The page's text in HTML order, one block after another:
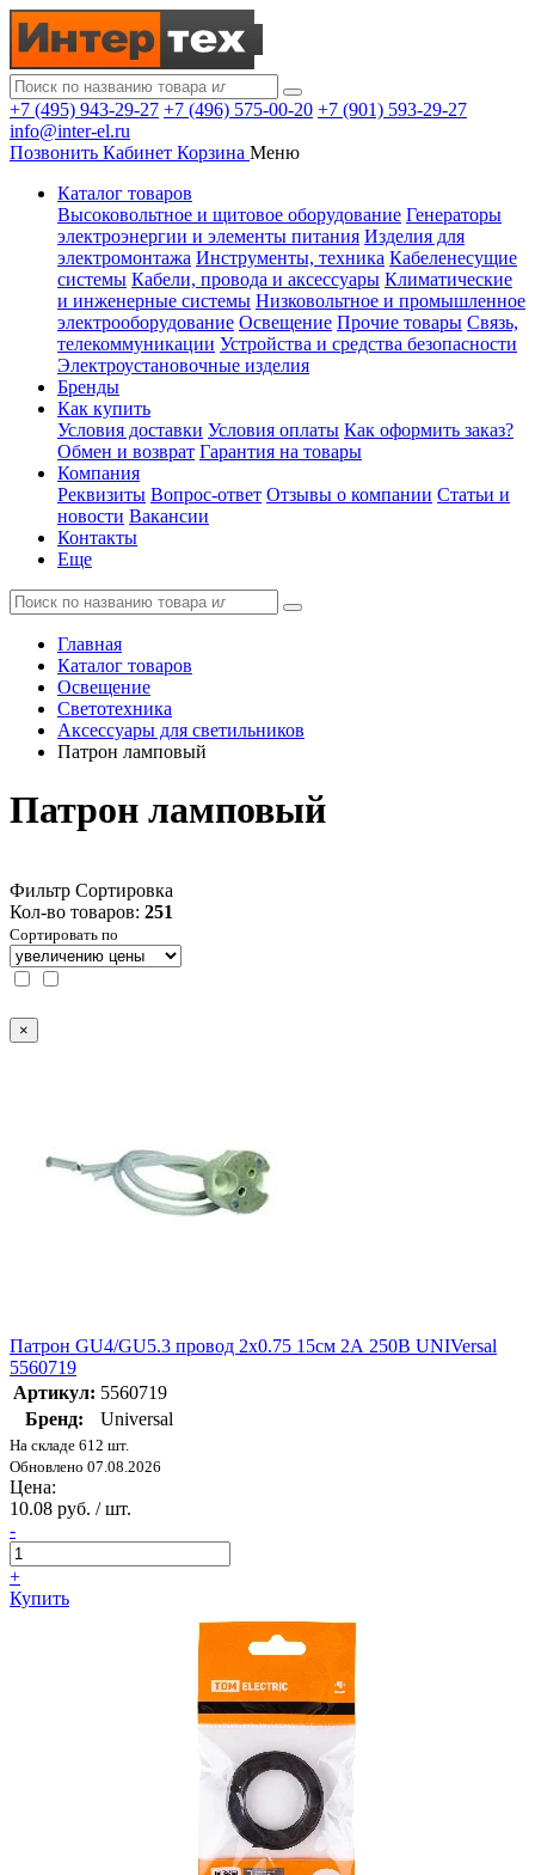
+7 (495) 943-29-27 +7 (496) 575-00-20 +7 (901) 593-29-27
info@inter-el.ru
Позвонить Кабинет Корзина Меню
Каталог товаров
Высоковольтное и щитовое оборудование Генераторы
электроэнергии и элементы питания Изделия для
электромонтажа Инструменты, техника Кабеленесущие
системы Кабели, провода и аксессуары Климатические
и инженерные системы Низковольтное и промышленное
электрооборудование Освещение Прочие товары Связь,
телекоммуникации Устройства и средства безопасности
Электроустановочные изделия
Бренды
Как купить
Условия доставки Условия оплаты Как оформить заказ?
Обмен и возврат Гарантия на товары
Компания
Реквизиты Вопрос-ответ Отзывы о компании Статьи и
новости Вакансии
Контакты
Еще
Главная
Каталог товаров
Освещение
Светотехника
Аксессуары для светильников
Патрон ламповый
Патрон ламповый
Фильтр Сортировка
Кол-во товаров: 251
Сортировать по
×
Патрон GU4/GU5.3 провод 2х0.75 15см 2А 250В UNIVersal
5560719
Артикул: 5560719
Бренд:
Universal
На складе 612 шт.
Обновлено 07.08.2026
Цена:
10.08 руб. / шт.
-
+
Купить